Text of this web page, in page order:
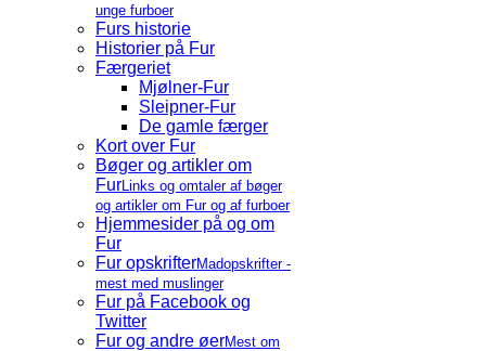
unge furboer
Furs historie
Historier på Fur
Færgeriet
Mjølner-Fur
Sleipner-Fur
De gamle færger
Kort over Fur
Bøger og artikler om
FurLinks og omtaler af bøger
og artikler om Fur og af furboer
Hjemmesider på og om
Fur
Fur opskrifterMadopskrifter -
mest med muslinger
Fur på Facebook og
Twitter
Fur og andre øerMest om